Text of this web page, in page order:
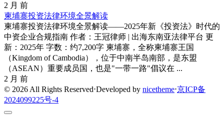
2 月 前
柬埔寨投资法律环境全景解读
柬埔寨投资法律环境全景解读——2025年新《投资法》时代的
中资企业合规指南 作者：王冠律师 | 出海东南亚法律平台 更
新：2025年 字数：约7,200字 柬埔寨，全称柬埔寨王国
（Kingdom of Cambodia），位于中南半岛南部，是东盟
（ASEAN）重要成员国，也是"一带一路"倡议在 ...
2 月 前
© 2026 All Rights Reserved⋅Developed by nicetheme⋅京ICP备
2024099225号-4